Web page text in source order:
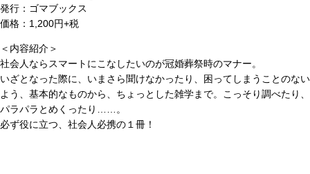
発行：ゴマブックス
価格：1,200円+税
＜内容紹介＞
社会人ならスマートにこなしたいのが冠婚葬祭時のマナー。
いざとなった際に、いまさら聞けなかったり、困ってしまうことのない
よう、基本的なものから、ちょっとした雑学まで。こっそり調べたり、
パラパラとめくったり……。
必ず役に立つ、社会人必携の１冊！